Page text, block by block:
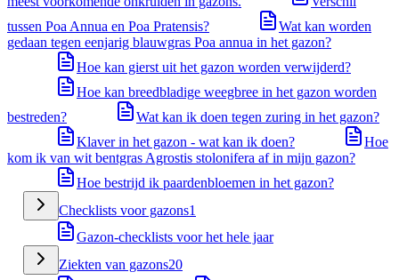
tussen Poa Annua en Poa Pratensis?
Wat kan worden
gedaan tegen eenjarig blauwgras Poa annua in het gazon?
Hoe kan gierst uit het gazon worden verwijderd?
Hoe kan breedbladige weegbree in het gazon worden
bestreden?
Wat kan ik doen tegen zuring in het gazon?
Klaver in het gazon - wat kan ik doen?
Hoe
kom ik van wit bentgras Agrostis stolonifera af in mijn gazon?
Hoe bestrijd ik paardenbloemen in het gazon?
Checklists voor gazons1
Gazon-checklists voor het hele jaar
Ziekten van gazons20